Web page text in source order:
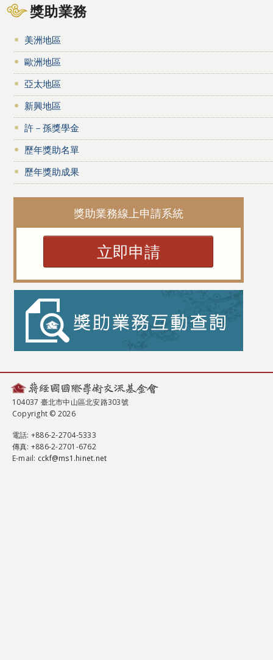
獎助業務
美洲地區
歐洲地區
亞太地區
新興地區
許－孫獎學金
歷年獎助名單
歷年獎助成果
獎助業務線上申請系統
立即申請
104037 臺北市中山區北安路303號
Copyright © 2026
電話: +886-2-2704-5333
傳真: +886-2-2701-6762
E-mail: cckf@ms1.hinet.net